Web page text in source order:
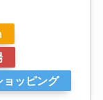
ッピング